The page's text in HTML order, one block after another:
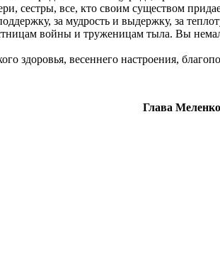
сестры, все, кто своим существом
за мудрость и выдержку, за
войны и труженицам тыла. Вы
весеннего настроения,
Глава